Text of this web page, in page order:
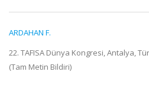
ARDAHAN F.
22. TAFISA Dünya Kongresi, Antalya,
(Tam Metin Bildiri)